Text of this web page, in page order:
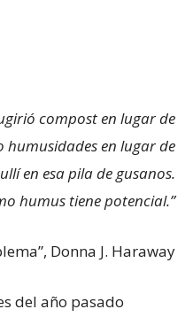
compost en lugar de
en lugar de
en esa pila de gusanos.
humus tiene potencial.”
Donna J. Haraway
del año pasado